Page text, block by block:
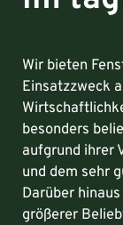
Wir bieten
Einsatzzweck
besonders
aufgrund ihrer
und dem sehr
Darüber
größerer